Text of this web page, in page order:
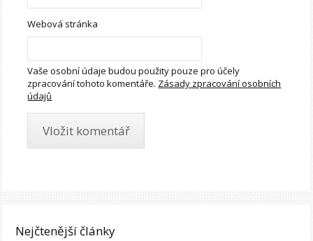
Webová stránka
Vaše osobní údaje budou použity pouze pro účely
zpracování tohoto komentáře. Zásady zpracování osobních
údajů
Nejčtenější články